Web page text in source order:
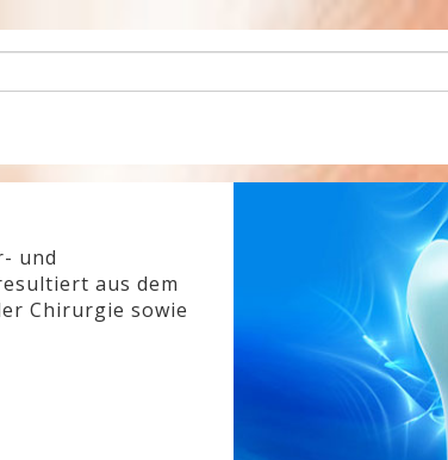
und
aus dem
Chirurgie sowie